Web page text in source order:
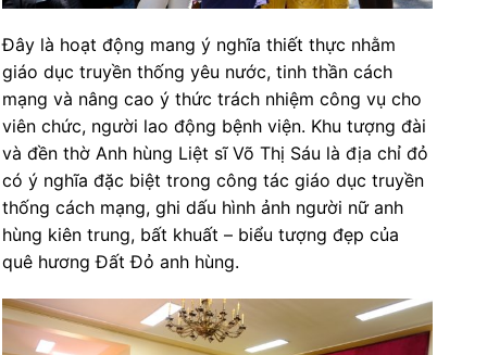
Đây là hoạt động mang ý nghĩa thiết thực nhằm
giáo dục truyền thống yêu nước, tinh thần cách
mạng và nâng cao ý thức trách nhiệm công vụ cho
viên chức, người lao động bệnh viện. Khu tượng đài
và đền thờ Anh hùng Liệt sĩ Võ Thị Sáu là địa chỉ đỏ
có ý nghĩa đặc biệt trong công tác giáo dục truyền
thống cách mạng, ghi dấu hình ảnh người nữ anh
hùng kiên trung, bất khuất – biểu tượng đẹp của
quê hương Đất Đỏ anh hùng.